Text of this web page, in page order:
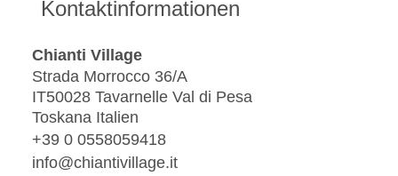
Kontaktinformationen
Chianti Village
Strada Morrocco 36/A
IT50028 Tavarnelle Val di Pesa
Toskana Italien
+39 0 0558059418
info@chiantivillage.it